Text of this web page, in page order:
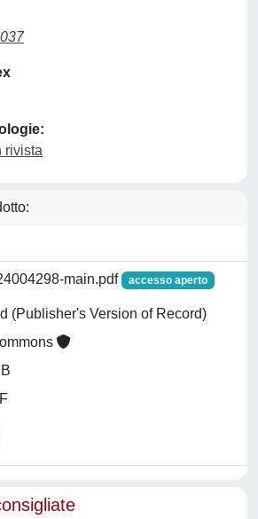
rivista
main.pdf accesso aperto
(Publisher's Version of Record)